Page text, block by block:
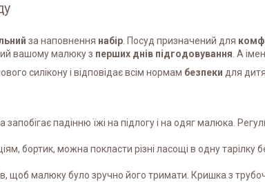
за наповнення набір. Посуд призначений для
вашому малюку з перших днів підгодовування. А
силікону і відповідає всім нормам безпеки для
падінню їжі на підлогу і на одяг малюка.
бортик, можна покласти різні ласощі в одну тарілку
щоб малюку було зручно його тримати. Кришка з